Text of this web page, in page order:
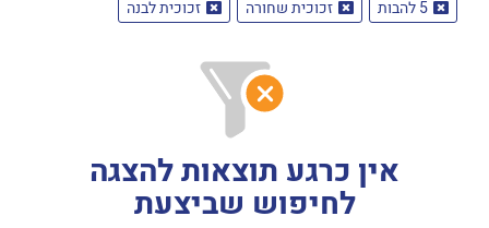
5 להבות
זכוכית שחורה זכוכית לבנה
אין כרגע תוצאות להצגה
לחיפוש שביצעת